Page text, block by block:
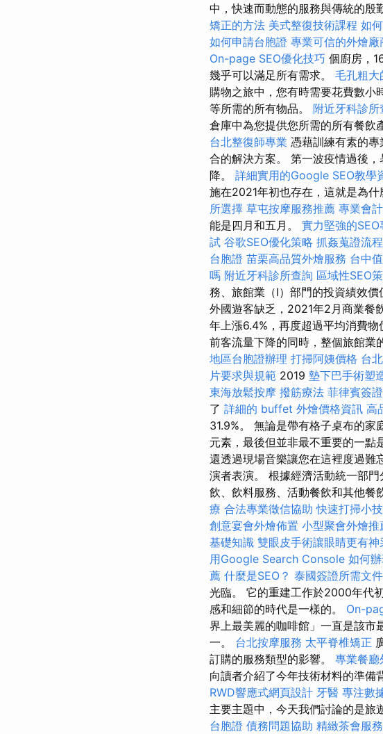
中，快速而動態的服務與傳統的
矯正的方法 美式整復技術課程 如
如何申請台胞證 專業可信的外燴廠
On-page SEO優化技巧 個廚房，
幾乎可以滿足所有需求。 毛孔粗大
購物之旅中，您有時需要花費數小
等所需的所有物品。 附近牙科診所
倉庫中為您提供您所需的所有餐飲
台北整復師專業 憑藉訓練有素的
合的解決方案。 第一波疫情過後
降。 詳細實用的Google SEO教學
施在2021年初也存在，這就是為
所選擇 草屯按摩服務推薦 專業會
能是四月和五月。 實力堅強的SEO
試 谷歌SEO優化策略 抓姦蒐證流程
台胞證 苗栗高品質外燴服務 台中
嗎 附近牙科診所查詢 區域性SEO
務、旅館業（I）部門的投資績效
外國遊客缺乏，2021年2月商業餐
年上漲6.4%，再度超過平均消費物
前客流量下降的同時，整個旅館業
地區台胞證辦理 打掃阿姨價格 台
片要求與規範 2019 墊下巴手術塑
東海放鬆按摩 撥筋療法 菲律賓簽
了 詳細的 buffet 外燴價格資訊 高
31.9%。 無論是帶有格子桌布的
元素，最後但並非最不重要的一點
還透過現場音樂讓您在這裡度過難
演者表演。 根據經濟活動統一部
飲、飲料服務、活動餐飲和其他
療 合法專業徵信協助 快速打掃小
創意宴會外燴佈置 小型聚會外燴推
基礎知識 雙眼皮手術讓眼睛更有神
用Google Search Console 如何
薦 什麼是SEO？ 泰國簽證所需文
光臨。 它的重建工作於2000年代
感和細節的時代是一樣的。 On-
界上最美麗的咖啡館」一直是該市
一。 台北按摩服務 太平脊椎矯正
訂購的服務類型的影響。 專業餐廳
向讀者介紹了今年技術材料的準備
RWD響應式網頁設計 牙醫 專注數
主要主題中，今天我們討論的是旅
台胞證 債務問題協助 精緻茶會服